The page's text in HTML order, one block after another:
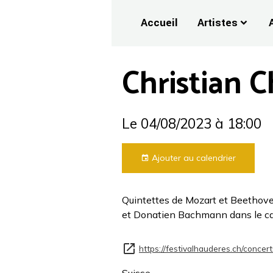
Accueil Artistes
Christian
Le 04/08/2023 à 18:00
Ajouter au calendrier
Quintettes de Mozart et
et Donatien Bachmann dans le
https://festivalhauderes.ch/